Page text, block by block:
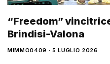
“Freedom”
Brindisi-Valona
MIMMO0409 5 LUGLIO 2026